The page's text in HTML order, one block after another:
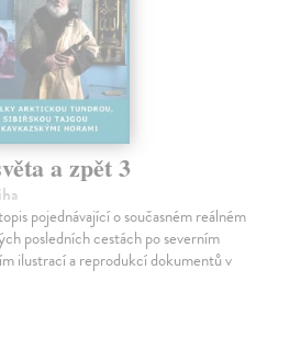
a zpět 3
pojednávající o současném reálném
posledních cestách po severním
ilustrací a reprodukcí dokumentů v